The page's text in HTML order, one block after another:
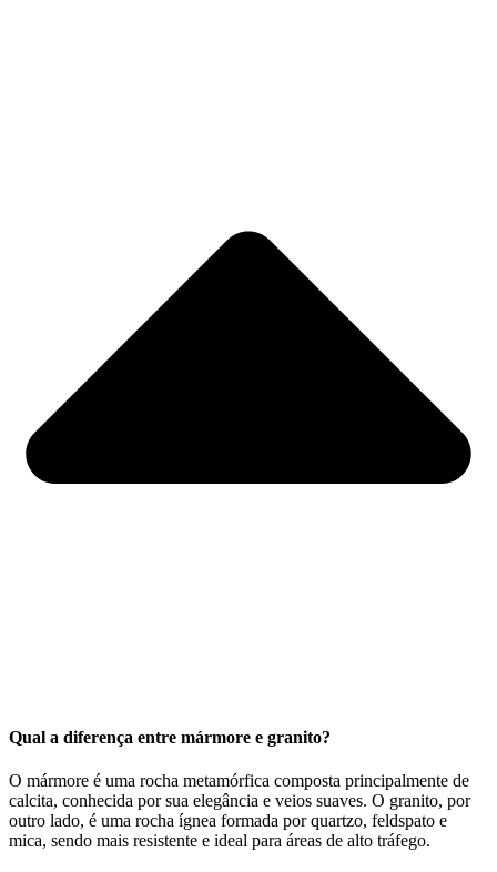
Qual a diferença entre mármore e granito?
O mármore é uma rocha metamórfica composta principalmente de
calcita, conhecida por sua elegância e veios suaves. O granito, por
outro lado, é uma rocha ígnea formada por quartzo, feldspato e
mica, sendo mais resistente e ideal para áreas de alto tráfego.